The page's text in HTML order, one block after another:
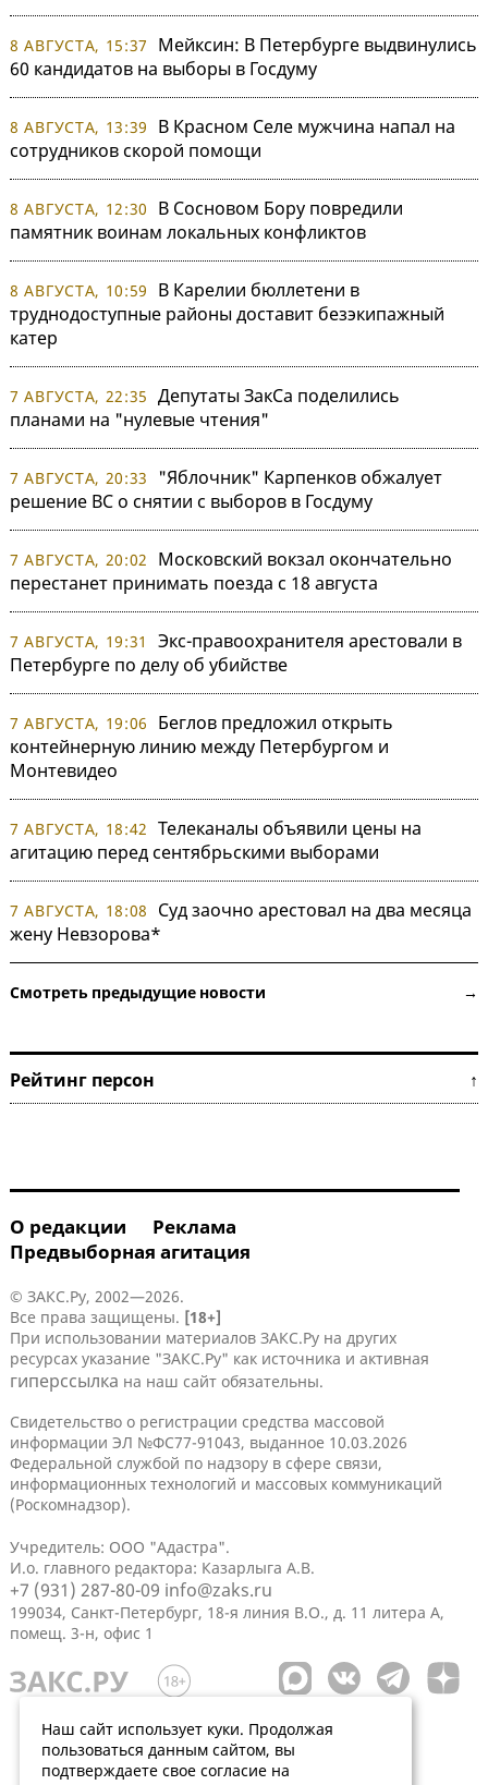
8 АВГУСТА, 15:37
Мейксин: В Петербурге выдвинулись
60 кандидатов на выборы в Госдуму
8 АВГУСТА, 13:39
В Красном Селе мужчина напал на
сотрудников скорой помощи
8 АВГУСТА, 12:30
В Сосновом Бору повредили
памятник воинам локальных конфликтов
8 АВГУСТА, 10:59
В Карелии бюллетени в
труднодоступные районы доставит безэкипажный
катер
7 АВГУСТА, 22:35 Депутаты ЗакСа поделились
планами на "нулевые чтения"
7 АВГУСТА, 20:33
"Яблочник" Карпенков обжалует
решение ВС о снятии с выборов в Госдуму
7 АВГУСТА, 20:02
Московский вокзал окончательно
перестанет принимать поезда с 18 августа
7 АВГУСТА, 19:31
Экс-правоохранителя арестовали в
Петербурге по делу об убийстве
7 АВГУСТА, 19:06
Беглов предложил открыть
контейнерную линию между Петербургом и
Монтевидео
7 АВГУСТА, 18:42 Телеканалы объявили цены на
агитацию перед сентябрьскими выборами
7 АВГУСТА, 18:08
Суд заочно арестовал на два месяца
жену Невзорова*
Смотреть предыдущие новости →
Рейтинг персон ↑
О редакции
Реклама
Предвыборная агитация
© ЗАКС.Ру, 2002—2026.
Все права защищены. [18+]
При использовании материалов ЗАКС.Ру на других
ресурсах указание "ЗАКС.Ру" как источника и активная
гиперссылка на наш сайт обязательны.
Свидетельство о регистрации средства массовой
информации ЭЛ №ФС77-91043, выданное 10.03.2026
Федеральной службой по надзору в сфере связи,
информационных технологий и массовых коммуникаций
(Роскомнадзор).
Учредитель: ООО "Адастра".
И.о. главного редактора: Казарлыга А.В.
+7 (931) 287-80-09 info@zaks.ru
199034, Санкт-Петербург, 18-я линия В.О., д. 11 литера А,
помещ. 3-н, офис 1
Наш сайт использует куки. Продолжая
пользоваться данным сайтом, вы
подтверждаете свое согласие на